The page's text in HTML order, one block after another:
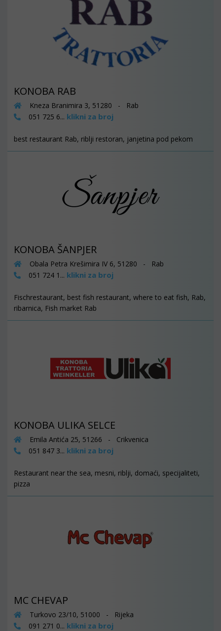
KONOBA RAB
Kneza Branimira 3, 51280 - Rab
051 725 6... klikni za broj
best restaurant Rab, riblji restoran, janjetina pod pekom
KONOBA ŠANPJER
Obala Petra Krešimira IV 6, 51280 - Rab
051 724 1... klikni za broj
Fischrestaurant, best fish restaurant, where to eat fish, Rab,
ribarnica, Fish market Rab
KONOBA ULIKA SELCE
Emila Antića 25, 51266 - Crikvenica
051 847 3... klikni za broj
Restaurant near the sea, mesni, riblji, domaći, specijaliteti,
pizza
MC CHEVAP
Turkovo 23/10, 51000 - Rijeka
091 271 0... klikni za broj